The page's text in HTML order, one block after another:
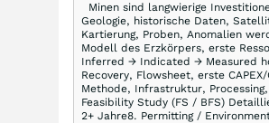
Minen sind langwierige
Geologie, historische Daten,
Kartierung, Proben, Anomalien
Modell des Erzkörpers, erste
Inferred → Indicated → Measured
Recovery, Flowsheet, erste
Methode, Infrastruktur,
Feasibility Study (FS / BFS)
2+ Jahre8. Permitting /